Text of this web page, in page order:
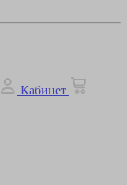
Кабинет